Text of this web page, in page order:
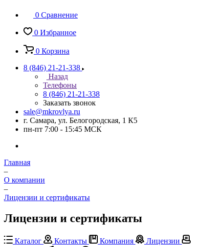
0 Сравнение
0 Избранное
0 Корзина
8 (846) 21-21-338
Назад
Телефоны
8 (846) 21-21-338
Заказать звонок
sale@mkrovlya.ru
г. Самара, ул. Белогородская, 1 К5
пн-пт 7:00 - 15:45 МСК
Главная
–
О компании
–
Лицензии и сертификаты
Лицензии и сертификаты
Каталог Контакты Компания
Лицензии